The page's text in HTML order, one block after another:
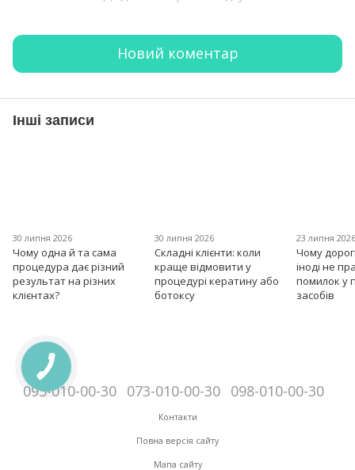
Новий коментар
Інші записи
30 липня 2026
Чому одна й та сама
процедура дає різний
результат на різних
клієнтах?
30 липня 2026
Складні клієнти: коли
краще відмовити у
процедурі кератину або
ботоксу
23 липня
Чому
іноді не
помилок у
засобів
095-010-00-30 073-010-00-30 098-010-00-30
Контакти
Повна версія сайту
Мапа сайту